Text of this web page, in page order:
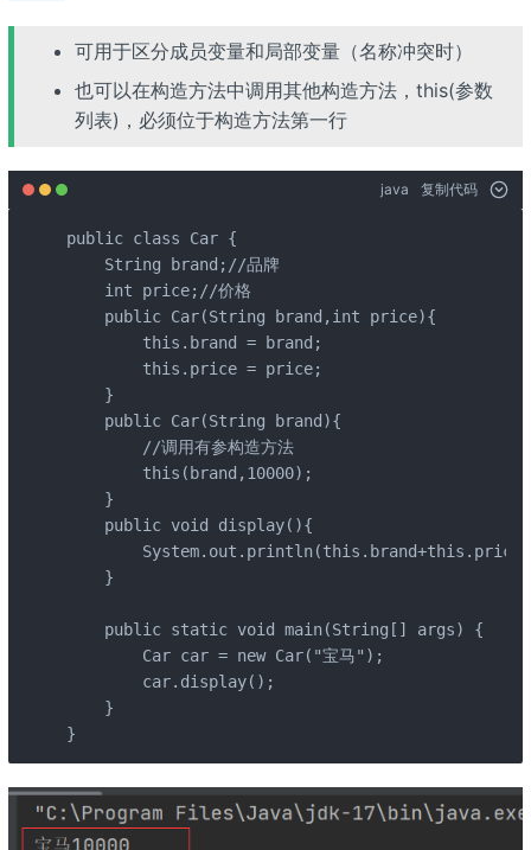
可用于区分成员变量和局部变量（名称冲突时）
也可以在构造方法中调用其他构造方法，this(参数
列表)，必须位于构造方法第一行
java 复制代码
public class Car {
    String brand;//品牌
    int price;//价格
    public Car(String brand,int price){
        this.brand = brand;
        this.price = price;
    }
    public Car(String brand){
        //调用有参构造方法
        this(brand,10000);
    }
    public void display(){
    }
    public static void main(String[] args) {
        Car car = new Car("宝马");
        car.display();
    }
}